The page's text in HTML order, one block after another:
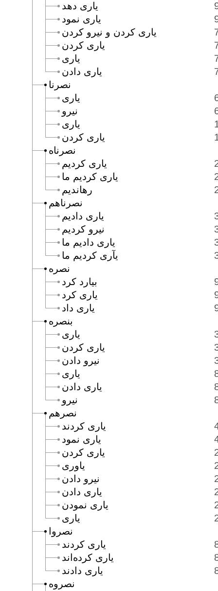
نصرنا
نصرناه
نصرناهم
نصره
بنصره
نصرهم
نصروا
نصروه
يارى دهد
يارى نمود
يارى كردن و نيرو كردن
يارى كردن
يارى
يارى دادن
يارى
نيرو
يارى
يارى كردن
يارى كرديم
يارى كرديم ما
رهانديم
يارى داديم
نيرو كرديم
يارى داديم ما
يآرى كرديم ما
بيارد كرد
يارى كرد
يارى داد
يارى
يارى كردن
نيرو دادن
يارى
يارى دادن
نيرو
يارى كردند
يارى نمود
يارى كردن
ياورى
نيرو دادن
يارى دادن
يارى نمودن
يارى
يارى كردند
يارى كرده‌اند
يارى دادند